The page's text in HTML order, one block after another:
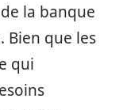
la banque
Bien que les
qui